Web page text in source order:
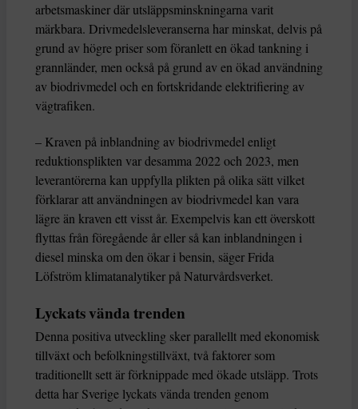
arbetsmaskiner där utsläppsminskningarna varit
märkbara. Drivmedelsleveranserna har minskat, delvis på
grund av högre priser som föranlett en ökad tankning i
grannländer, men också på grund av en ökad användning
av biodrivmedel och en fortskridande elektrifiering av
vägtrafiken.
– Kraven på inblandning av biodrivmedel enligt
reduktionsplikten var desamma 2022 och 2023, men
leverantörerna kan uppfylla plikten på olika sätt vilket
förklarar att användningen av biodrivmedel kan vara
lägre än kraven ett visst år. Exempelvis kan ett överskott
flyttas från föregående år eller så kan inblandningen i
diesel minska om den ökar i bensin, säger Frida
Löfström klimatanalytiker på Naturvårdsverket.
Lyckats vända trenden
Denna positiva utveckling sker parallellt med ekonomisk
tillväxt och befolkningstillväxt, två faktorer som
traditionellt sett är förknippade med ökade utsläpp. Trots
detta har Sverige lyckats vända trenden genom